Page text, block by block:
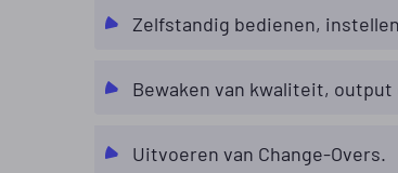
Zelfstandig bedienen,
Bewaken van kwaliteit,
Uitvoeren van Change-Overs.